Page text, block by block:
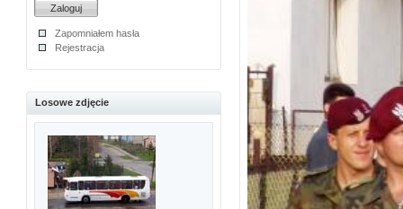
Zapomniałem hasła
Rejestracja
Losowe zdjęcie